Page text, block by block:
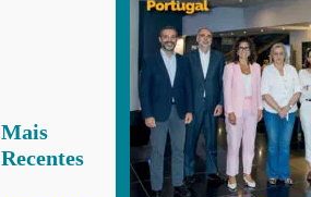
Mais
Recentes